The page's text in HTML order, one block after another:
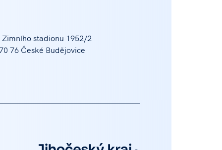
Zimního stadionu 1952/2
76 České Budějovice